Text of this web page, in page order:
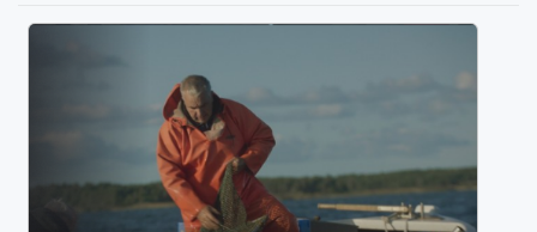
loodusainete õpetajatele ja huvijuhtidele, kõigile